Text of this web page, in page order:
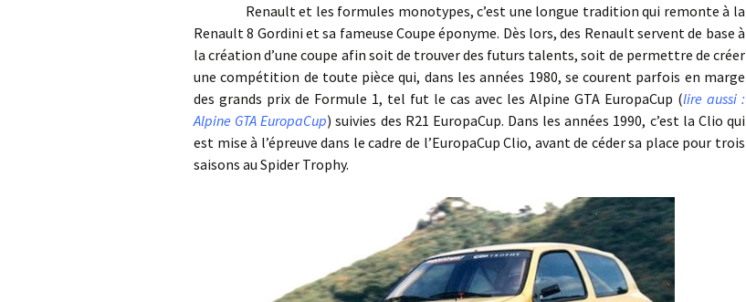
Renault et les formules monotypes, c’est une longue tradition qui remonte à la
Renault 8 Gordini et sa fameuse Coupe éponyme. Dès lors, des Renault servent de base à
la création d’une coupe afin soit de trouver des futurs talents, soit de permettre de créer
une compétition de toute pièce qui, dans les années 1980, se courent parfois en marge
des grands prix de Formule 1, tel fut le cas avec les Alpine GTA EuropaCup (lire aussi :
Alpine GTA EuropaCup) suivies des R21 EuropaCup. Dans les années 1990, c’est la Clio qui
est mise à l’épreuve dans le cadre de l’EuropaCup Clio, avant de céder sa place pour trois
saisons au Spider Trophy.